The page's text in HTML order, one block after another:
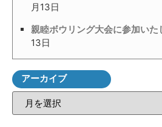
月13日
親睦ボウリング大会に参加いた
13日
アーカイブ